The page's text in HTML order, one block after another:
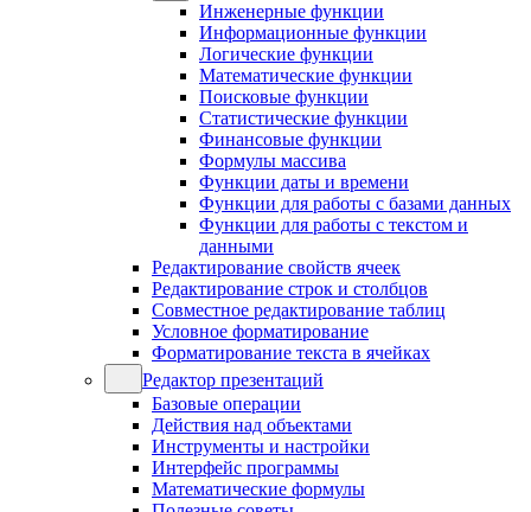
Инженерные функции
Информационные функции
Логические функции
Математические функции
Поисковые функции
Статистические функции
Финансовые функции
Формулы массива
Функции даты и времени
Функции для работы с базами данных
Функции для работы с текстом и
данными
Редактирование свойств ячеек
Редактирование строк и столбцов
Совместное редактирование таблиц
Условное форматирование
Форматирование текста в ячейках
Редактор презентаций
Базовые операции
Действия над объектами
Инструменты и настройки
Интерфейс программы
Математические формулы